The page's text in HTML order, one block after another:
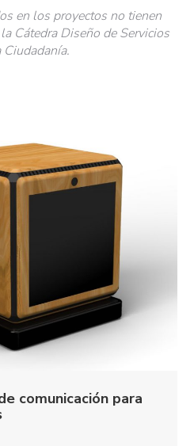
en los proyectos no tienen
Cátedra Diseño de Servicios
Ciudadanía.
comunicación para